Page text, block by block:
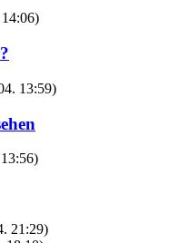
13:59)
21:29)